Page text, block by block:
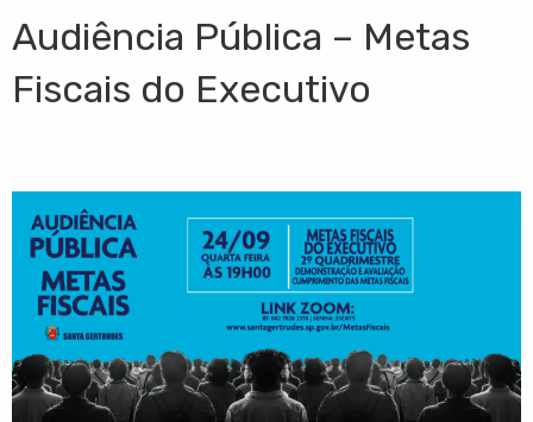
Audiência Pública – Metas
Fiscais do Executivo